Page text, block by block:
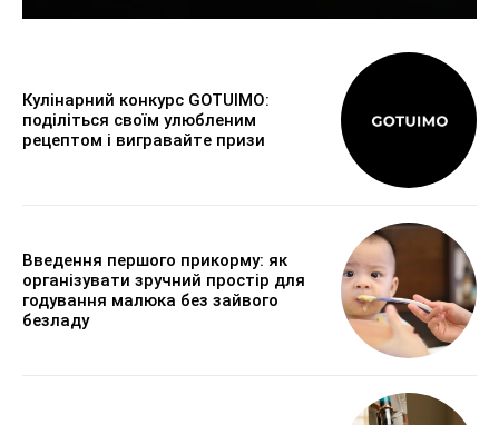
Кулінарний конкурс GOTUIMO:
поділіться своїм улюбленим
рецептом і вигравайте призи
Введення першого прикорму: як
організувати зручний простір для
годування малюка без зайвого
безладу